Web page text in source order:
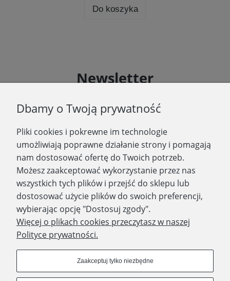
Do koszyka
Newsletter
informacje o nowościach i promocjach.
Zapisz się
WYDAWNICTWO PROMIC
PRODUKTY
Dbamy o Twoją prywatność
Pliki cookies i pokrewne im technologie
umożliwiają poprawne działanie strony i pomagają
nam dostosować ofertę do Twoich potrzeb.
Możesz zaakceptować wykorzystanie przez nas
wszystkich tych plików i przejść do sklepu lub
dostosować użycie plików do swoich preferencji,
wybierając opcję "Dostosuj zgody".
Więcej o plikach cookies przeczytasz w naszej
Polityce prywatności.
Zaakceptuj tylko niezbędne